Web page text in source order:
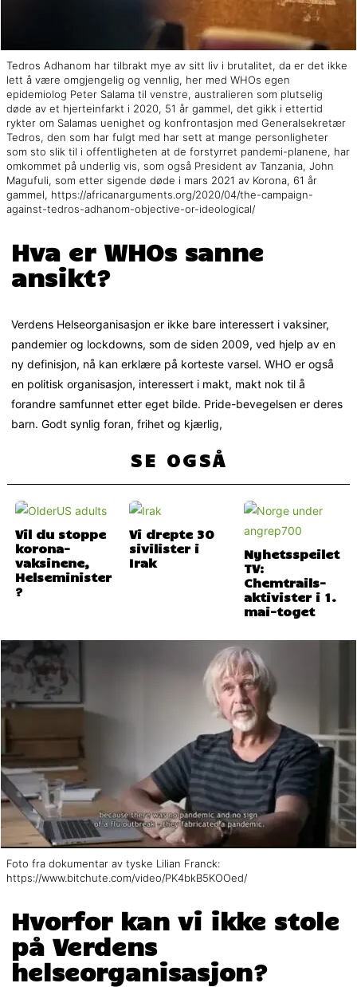
Tedros Adhanom har tilbrakt mye av sitt liv i brutalitet, da er det ikke
lett å være omgjengelig og vennlig, her med WHOs egen
epidemiolog Peter Salama til venstre, australieren som plutselig
døde av et hjerteinfarkt i 2020, 51 år gammel, det gikk i ettertid
rykter om Salamas uenighet og konfrontasjon med Generalsekretær
Tedros, den som har fulgt med har sett at mange personligheter
som sto slik til i offentligheten at de forstyrret pandemi-planene, har
omkommet på underlig vis, som også President av Tanzania, John
Magufuli, som etter sigende døde i mars 2021 av Korona, 61 år
gammel, https://africanarguments.org/2020/04/the-campaign-
against-tedros-adhanom-objective-or-ideological/
Hva er WHOs sanne
ansikt?
Verdens Helseorganisasjon er ikke bare interessert i vaksiner,
pandemier og lockdowns, som de siden 2009, ved hjelp av en
ny definisjon, nå kan erklære på korteste varsel. WHO er også
en politisk organisasjon, interessert i makt, makt nok til å
forandre samfunnet etter eget bilde. Pride-bevegelsen er deres
barn. Godt synlig foran, frihet og kjærlig,
SE OGSÅ
Vil du stoppe
korona-
vaksinene,
Helseminister
?
Vi drepte 30
sivilister i
Irak
Nyhetsspeilet
TV:
Chemtrails-
aktivister i 1.
mai-toget
Foto fra dokumentar av tyske Lilian Franck:
https://www.bitchute.com/video/PK4bkB5KOOed/
Hvorfor kan vi ikke stole
på Verdens
helseorganisasjon?